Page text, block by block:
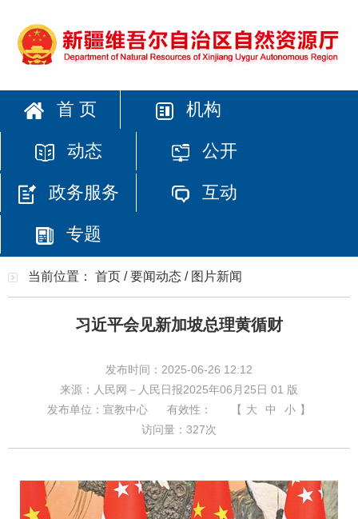
首 页 机构
动态 公开
政务服务 互动
专题
当前位置： 首页 /要闻动态 / 图片新闻
习近平会见新加坡总理黄循财
发布时间：2025-06-26 12:12
来源：人民网－人民日报2025年06月25日 01 版
发布单位：宣教中心
有效性： 【 大 中 小 】
访问量： 327次